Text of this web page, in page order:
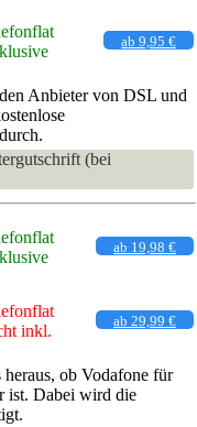
ab 9,95 €
Anbieter von DSL und
(bei
ab 19,98 €
inkl.
ab 29,99 €
ob Vodafone für
ist. Dabei wird die